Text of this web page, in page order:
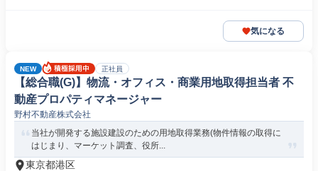
気になる
NEW 正社員
【総合職(G)】物流・オフィス・商業用地取得担当者 不
動産プロパティマネージャー
野村不動産株式会社
当社が開発する施設建設のための用地取得業務(物件情報の取得に
はじまり、マーケット調査、役所...
東京都港区